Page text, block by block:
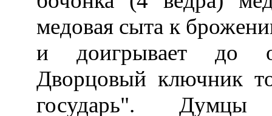
медовая сыта к
и доигрывает до
Дворцовый ключник
государь".